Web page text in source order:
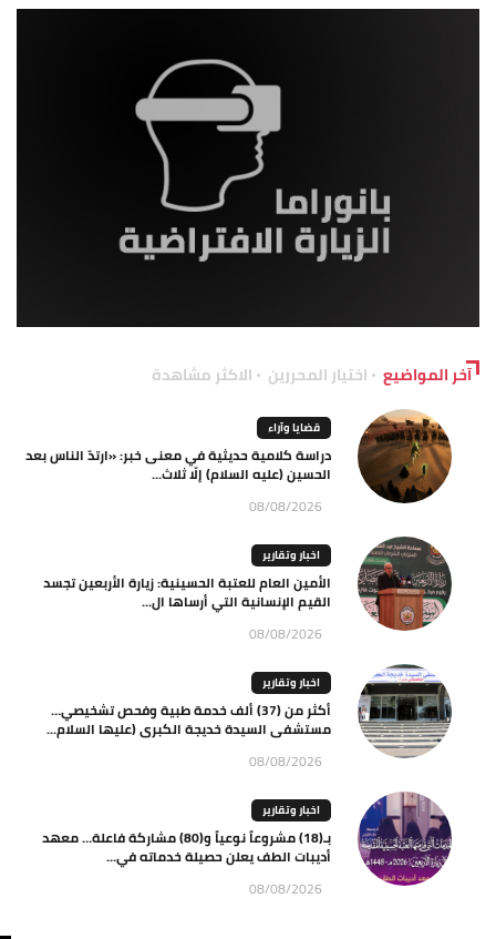
آخر المواضيع اختيار المحررين الاكثر مشاهدة
قضايا وآراء
دراسة كلامية حديثية في معنى خبر: «ارتدّ الناس بعد
الحسين (عليه السلام) إلّا ثلاث...
08/08/2026
اخبار وتقارير
الأمين العام للعتبة الحسينية: زيارة الأربعين تجسد
القيم الإنسانية التي أرساها ال...
08/08/2026
اخبار وتقارير
أكثر من (37) ألف خدمة طبية وفحص تشخيصي…
مستشفى السيدة خديجة الكبرى (عليها السلام...
08/08/2026
اخبار وتقارير
بـ(18) مشروعاً نوعياً و(80) مشاركة فاعلة… معهد
أديبات الطف يعلن حصيلة خدماته في...
08/08/2026